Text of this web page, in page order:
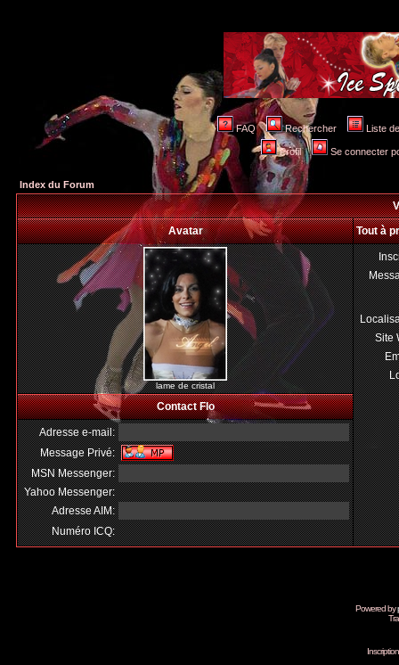
FAQ Rechercher Liste
Profil Se connecter
Index du Forum
Avatar
Tout à
lame de cristal
Site
Contact Flo
Adresse e-mail:
Message Privé:
MSN Messenger:
Yahoo Messenger:
Adresse AIM:
Numéro ICQ:
Powered by